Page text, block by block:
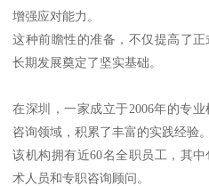
增强应对能力。
这种前瞻性的准备，不仅提高了
长期发展奠定了坚实基础。
在深圳，一家成立于2006年的专
咨询领域，积累了丰富的实践经验。
该机构拥有近60名全职员工，其
术人员和专职咨询顾问。